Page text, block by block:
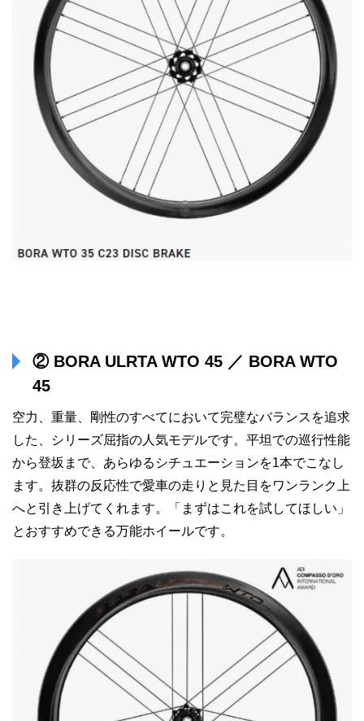
② BORA ULRTA WTO 45 ／ BORA WTO
45
空力、重量、剛性のすべてにおいて完璧なバランスを追求
した、シリーズ屈指の人気モデルです。平坦での巡行性能
から登坂まで、あらゆるシチュエーションを1本でこなし
ます。抜群の反応性で愛車の走りと見た目をワンランク上
へと引き上げてくれます。「まずはこれを試してほしい」
とおすすめできる万能ホイールです。